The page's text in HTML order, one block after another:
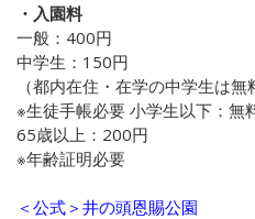
・入園料
一般：400円
中学生：150円
（都内在住・在学の中学生は無
※生徒手帳必要 小学生以下：無
65歳以上：200円
※年齢証明必要
＜公式＞井の頭恩賜公園